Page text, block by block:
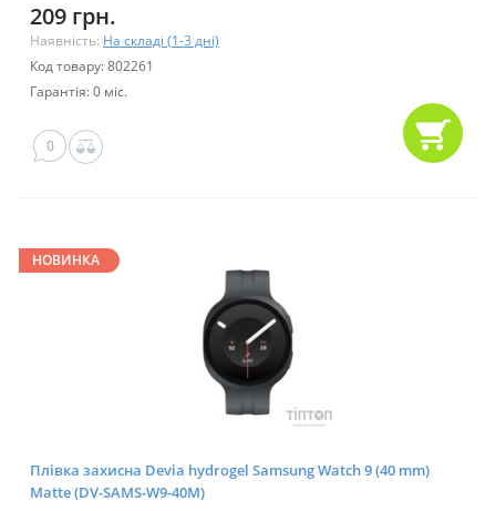
209 грн.
Наявність: На складі (1-3 дні)
Код товару: 802261
Гарантія: 0 міс.
0
НОВИНКА
Плівка захисна Devia hydrogel Samsung Watch 9 (40 mm)
Matte (DV-SAMS-W9-40M)